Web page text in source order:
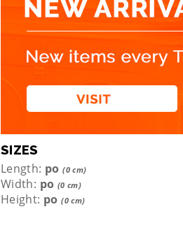
SIZES
Length: po(0 cm)
Width: po (0 cm)
Height: po(0 cm)